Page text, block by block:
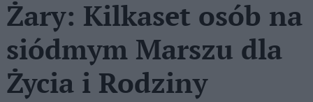
Żary: Kilkaset osób na
siódmym Marszu dla
Życia i Rodziny